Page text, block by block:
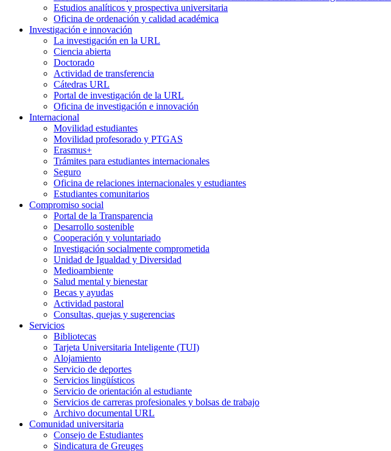
Estudios analíticos y prospectiva universitaria
Oficina de ordenación y calidad académica
Investigación e innovación
La investigación en la URL
Ciencia abierta
Doctorado
Actividad de transferencia
Cátedras URL
Portal de investigación de la URL
Oficina de investigación e innovación
Internacional
Movilidad estudiantes
Movilidad profesorado y PTGAS
Erasmus+
Trámites para estudiantes internacionales
Seguro
Oficina de relaciones internacionales y estudiantes
Estudiantes comunitarios
Compromiso social
Portal de la Transparencia
Desarrollo sostenible
Cooperación y voluntariado
Investigación socialmente comprometida
Unidad de Igualdad y Diversidad
Medioambiente
Salud mental y bienestar
Becas y ayudas
Actividad pastoral
Consultas, quejas y sugerencias
Servicios
Bibliotecas
Tarjeta Universitaria Inteligente (TUI)
Alojamiento
Servicio de deportes
Servicios lingüísticos
Servicio de orientación al estudiante
Servicios de carreras profesionales y bolsas de trabajo
Archivo documental URL
Comunidad universitaria
Consejo de Estudiantes
Sindicatura de Greuges